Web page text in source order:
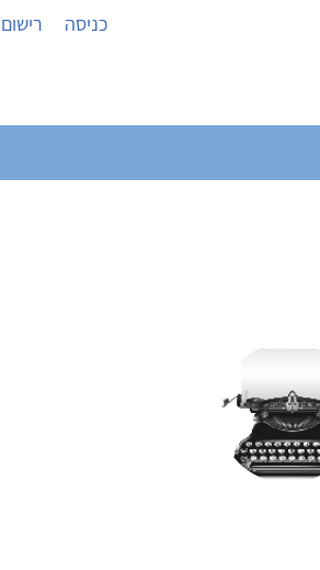
כניסה רישום